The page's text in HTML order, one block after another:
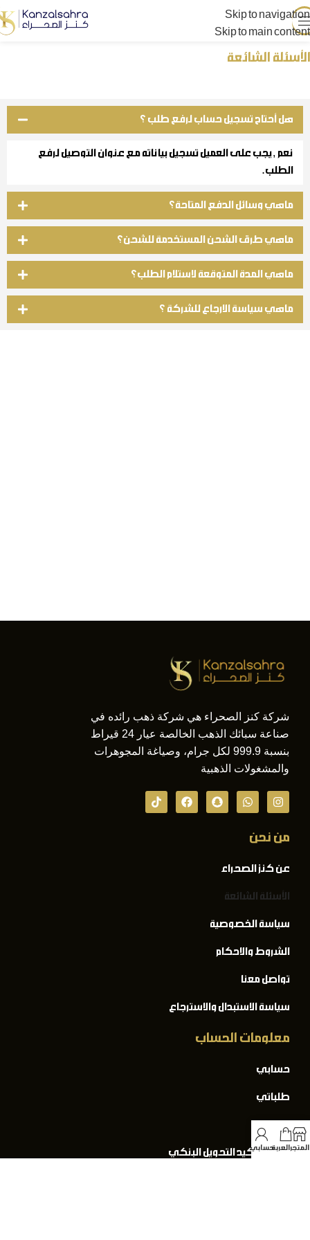
Skip to navigation
Skip to main content
الأسئلة الشائعة
هل أحتاح تسجيل حساب لرفع طلب ؟
نعم , يجب على العميل تسجيل بياناته مع عنوان التوصيل لرفع
الطلب.
ماهي وسائل الدفع المتاحة؟
ماهي طرق الشحن المستخدمة للشحن؟
ماهي المدة المتوقعة لاستلام الطلب؟
ماهي سياسة الارجاع للشركة ؟
شركة كنز الصحراء هي شركة ذهب رائده في
صناعة سبائك الذهب الخالصة عيار 24 قيراط
بنسبة 999.9 لكل جرام، وصياغة المجوهرات
والمشغولات الذهبية
من نحن
عن كنز الصحراء
الأسئلة الشائعة
سياسة الخصوصية
الشروط والاحكام
تواصل معنا
سياسة الاستبدال والاسترجاع
معلومات الحساب
حسابي
طلباتي
المفضلة
نموذج تأكيد التحويل البنكي
المتجر العربةحسابي